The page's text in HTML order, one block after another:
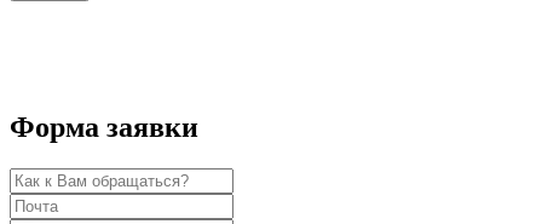
Форма заявки